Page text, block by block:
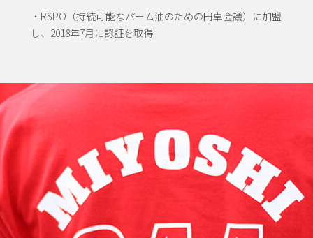
・RSPO（持続可能なパーム油のための円卓会議）に加盟
し、2018年7月に認証を取得